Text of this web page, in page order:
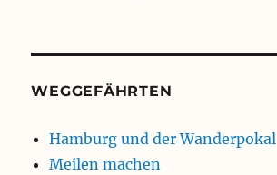
WEGGEFÄHRTEN
Hamburg und der Wanderpokal
Meilen machen